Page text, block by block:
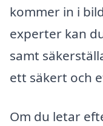
kommer in i
experter kan
samt
ett säkert och
Om du letar